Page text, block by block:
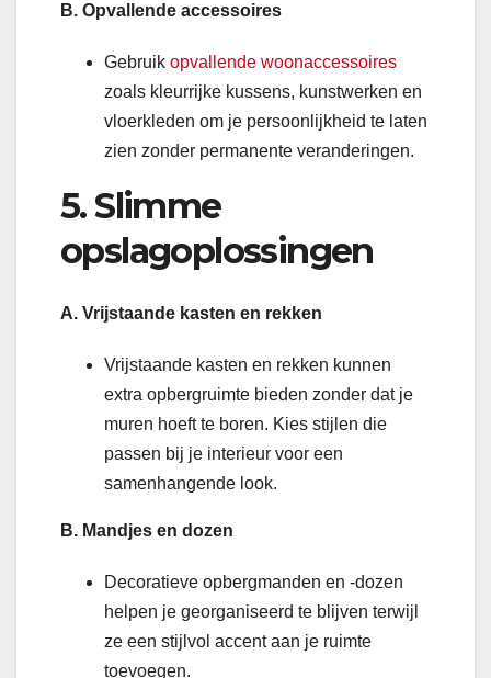
B. Opvallende accessoires
Gebruik opvallende woonaccessoires
zoals kleurrijke kussens, kunstwerken en
vloerkleden om je persoonlijkheid te laten
zien zonder permanente veranderingen.
5. Slimme
opslagoplossingen
A. Vrijstaande kasten en rekken
Vrijstaande kasten en rekken kunnen
extra opbergruimte bieden zonder dat je
muren hoeft te boren. Kies stijlen die
passen bij je interieur voor een
samenhangende look.
B. Mandjes en dozen
Decoratieve opbergmanden en -dozen
helpen je georganiseerd te blijven terwijl
ze een stijlvol accent aan je ruimte
toevoegen.